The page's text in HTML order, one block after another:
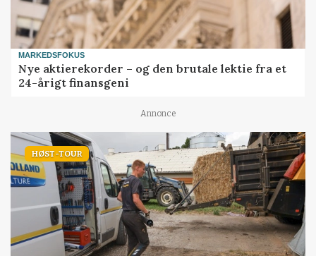
MARKEDSFOKUS
Nye aktierekorder – og den brutale lektie fra et
24-årigt finansgeni
Annonce
HØST-TOUR